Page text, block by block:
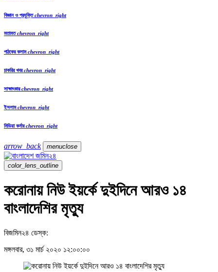
বিজ্ঞান ও প্রযুক্তিchevron_right
মতামতchevron_right
পাঠকের কলামchevron_right
চাকরির খবরchevron_right
সাক্ষাৎকারchevron_right
ইসলামchevron_right
মিডিয়া কর্নারchevron_right
arrow_back menuclose
color_lens_outline
করোনায় নিউ ইয়র্কে দুইদিনে আরও ১৪
বাংলাদেশির মৃত্যু
বিজমিন২৪ ডেস্ক:
মঙ্গলবার, ৩১ মার্চ ২০২০ ১২:০০:০০